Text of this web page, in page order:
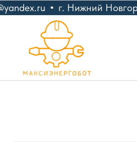
г. Нижний